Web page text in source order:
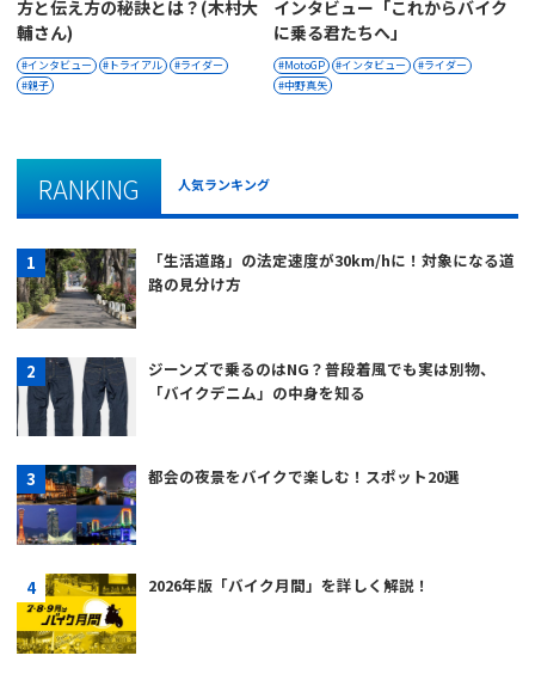
方と伝え方の秘訣とは？(木村大
輔さん)
インタビュー トライアル
ライダー
親子
インタビュー「これからバイク
に乗る君たちへ」
MotoGP インタビュー
ライダー
中野真矢
RANKING 人気ランキング
「生活道路」の法定速度が30km/hに！対象になる道
路の見分け方
ジーンズで乗るのはNG？普段着風でも実は別物、
「バイクデニム」の中身を知る
都会の夜景をバイクで楽しむ！スポット20選
2026年版「バイク月間」を詳しく解説！